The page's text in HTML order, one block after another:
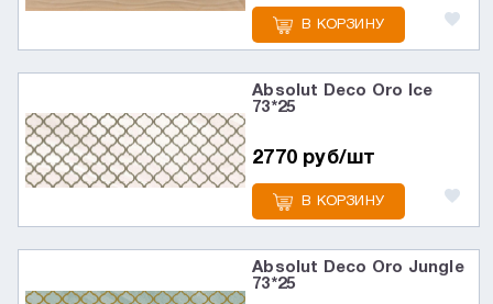
В КОРЗИНУ
Absolut Deco Oro Ice
73*25
2770 руб/шт
В КОРЗИНУ
Absolut Deco Oro Jungle
73*25